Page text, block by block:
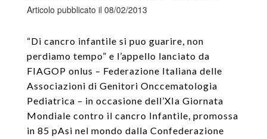
Articolo pubblicato il 08/02/2013
“Di cancro infantile si puo guarire, non
perdiamo tempo” e l’appello lanciato da
FIAGOP onlus – Federazione Italiana delle
Associazioni di Genitori Onccematologia
Pediatrica – in occasione dell’XIa Giornata
Mondiale contro il cancro Infantile, promossa
in 85 pAsi nel mondo dalla Confederazione